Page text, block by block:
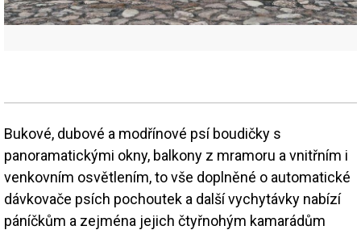
Bukové, dubové a modřínové psí boudičky s
panoramatickými okny, balkony z mramoru a vnitřním i
venkovním osvětlením, to vše doplněné o automatické
dávkovače psích pochoutek a další vychytávky nabízí
páníčkům a zejména jejich čtyřnohým kamarádům